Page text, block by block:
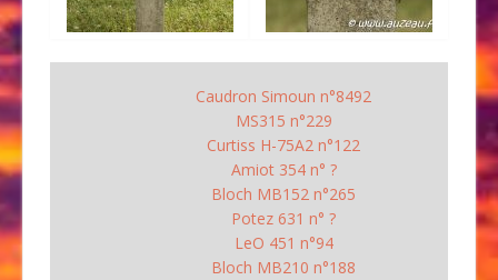
Caudron Simoun n°8492
MS315 n°229
Curtiss H-75A2 n°122
Amiot 354 n° ?
Bloch MB152 n°265
Potez 631 n° ?
LeO 451 n°94
Bloch MB210 n°188